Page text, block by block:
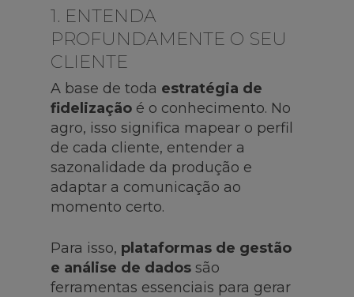
1. ENTENDA
PROFUNDAMENTE O SEU
CLIENTE
A base de toda estratégia de
fidelização é o conhecimento. No
agro, isso significa mapear o perfil
de cada cliente, entender a
sazonalidade da produção e
adaptar a comunicação ao
momento certo.
Para isso, plataformas de gestão
e análise de dados são
ferramentas essenciais para gerar